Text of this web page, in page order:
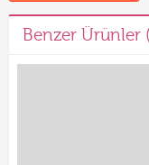
Benzer Ürünler